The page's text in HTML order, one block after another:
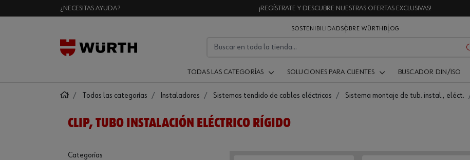
¿NECESITAS AYUDA? ¡REGÍSTRATE Y DESCUBRE NUESTRAS OFERTAS EXCLUSIVAS!
SOSTENIBILIDADSOBRE WÜRTH BLOG
TODAS LAS CATEGORÍAS SOLUCIONES PARA CLIENTES BUSCADOR DIN/ISO
Todas las categorías Instaladores Sistemas tendido de cables eléctricos Sistema montaje de tub. instal., eléct.
CLIP, TUBO INSTALACIÓN ELÉCTRICO RÍGIDO
Categorías